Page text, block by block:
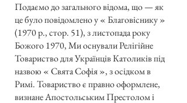
Подаємо до загального відома, що — як
це було повідомлено у « Благовіснику »
(1970 р., стор. 51), з листопада року
Божого 1970, Ми оснували Релігійне
Товариство для Українців Католиків під
назвою « Свята Софія », з осідком в
Римі. Товариство є правно оформлене,
визнане Апостольським Престолом і